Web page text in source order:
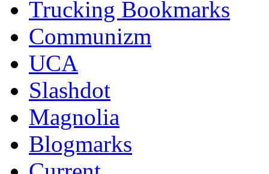
Trucking Bookmarks
Communizm
UCA
Slashdot
Magnolia
Blogmarks